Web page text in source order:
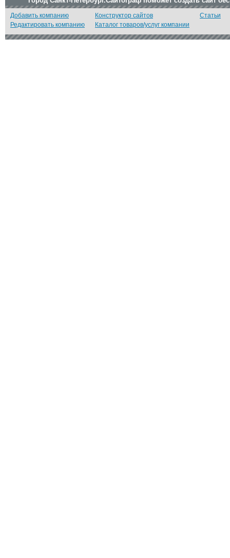
Добавить компанию
Редактировать компанию
Конструктор сайтов
Каталог товаров/услуг компании
Статьи